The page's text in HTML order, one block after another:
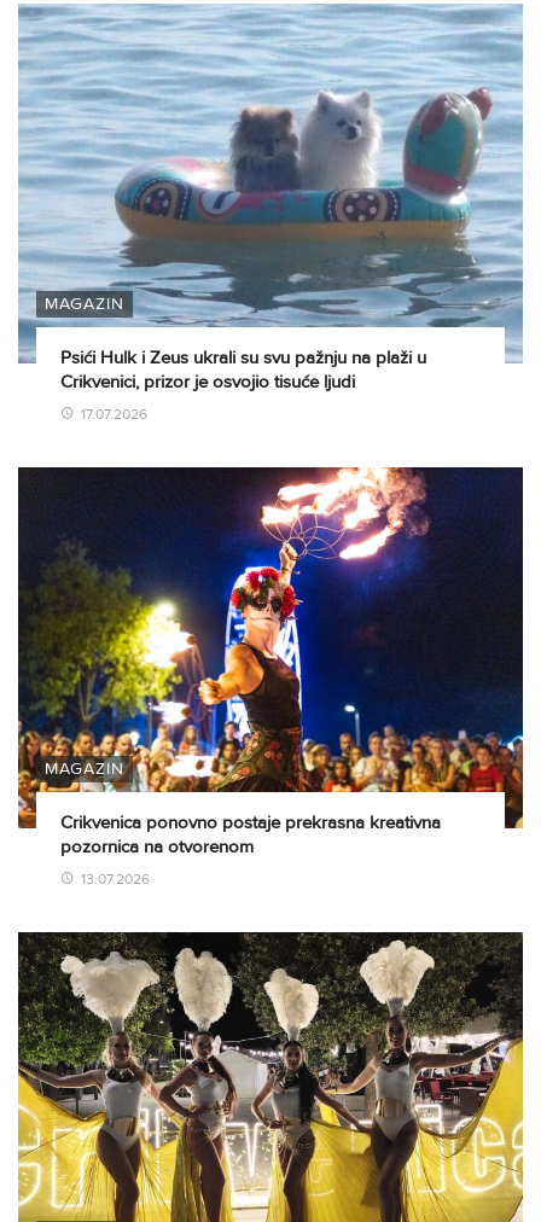
MAGAZIN
Psići Hulk i Zeus ukrali su svu pažnju na plaži u
Crikvenici, prizor je osvojio tisuće ljudi
17.07.2026
MAGAZIN
Crikvenica ponovno postaje prekrasna kreativna
pozornica na otvorenom
13.07.2026